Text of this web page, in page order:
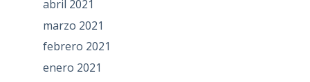
abril 2021
marzo 2021
febrero 2021
enero 2021